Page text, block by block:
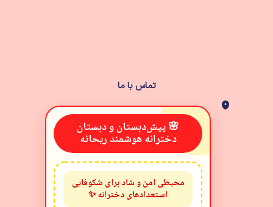
تماس با ما
🌸 پیش‌دبستان و دبستان
دخترانه هوشمند ریحانه
محیطی امن و شاد برای شکوفایی
استعدادهای دخترانه ✨